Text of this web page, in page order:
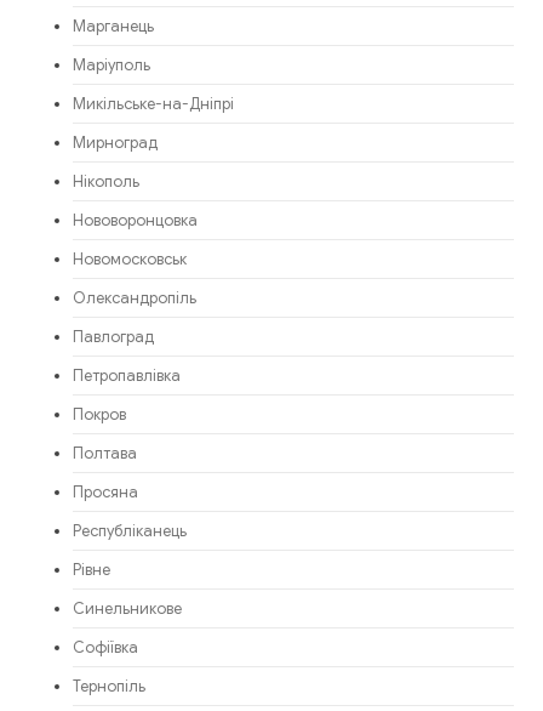
Марганець
Маріуполь
Микільське-на-Дніпрі
Мирноград
Нікополь
Нововоронцовка
Новомосковськ
Олександропіль
Павлоград
Петропавлівка
Покров
Полтава
Просяна
Республіканець
Рівне
Синельникове
Софіївка
Тернопіль